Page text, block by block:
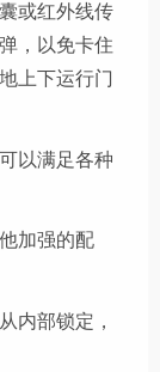
或红外线传
，以免卡住
上下运行门
以满足各种
加强的配
内部锁定，